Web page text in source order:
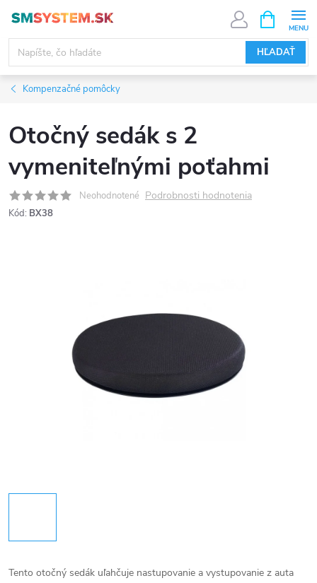
obsah
HĽADAŤ
KOŠÍK
Kompenzačné pomôcky
Otočný sedák s 2
vymeniteľnými poťahmi
Neohodnotené Podrobnosti hodnotenia
Kód: BX38
Tento otočný sedák uľahčuje nastupovanie a vystupovanie z auta